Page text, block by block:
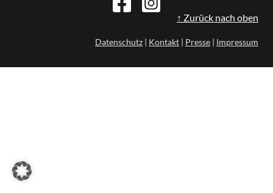
↑ Zurück nach oben
Datenschutz | Kontakt | Presse | Impressum